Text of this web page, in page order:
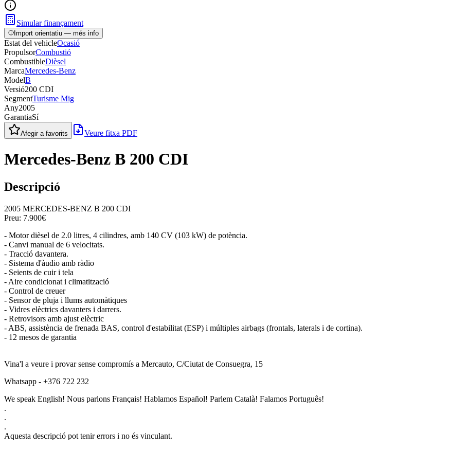
Simular finançament
Import orientatiu — més info
Estat del vehicleOcasió
PropulsorCombustió
CombustibleDièsel
MarcaMercedes-Benz
ModelB
Versió200 CDI
SegmentTurisme Mig
Any2005
GarantiaSí
Afegir a favorits Veure fitxa PDF
Mercedes-Benz B 200 CDI
Descripció
2005 MERCEDES-BENZ B 200 CDI
Preu: 7.900€
- Motor dièsel de 2.0 litres, 4 cilindres, amb 140 CV (103 kW) de potència.
- Canvi manual de 6 velocitats.
- Tracció davantera.
- Sistema d'àudio amb ràdio
- Seients de cuir i tela
- Aire condicionat i climatització
- Control de creuer
- Sensor de pluja i llums automàtiques
- Vidres elèctrics davanters i darrers.
- Retrovisors amb ajust elèctric
- ABS, assistència de frenada BAS, control d'estabilitat (ESP) i múltiples airbags (frontals, laterals i de cortina).
- 12 mesos de garantia
Vina'l a veure i provar sense compromís a Mercauto, C/Ciutat de Consuegra, 15
Whatsapp - +376 722 232
We speak English! Nous parlons Français! Hablamos Español! Parlem Català! Falamos Português!
.
.
.
Aquesta descripció pot tenir errors i no és vinculant.